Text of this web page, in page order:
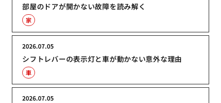
部屋のドアが開かない故障を読み解く
家
シフトレバーの表示灯と車が動かない意外な理由
2026.07.05
車
2026.07.05